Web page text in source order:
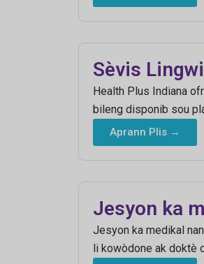
Sèvis
Health Plus Indiana
bileng disponib sou
Aprann Plis →
Jesyon ka
Jesyon ka medikal
li kowòdone ak doktè